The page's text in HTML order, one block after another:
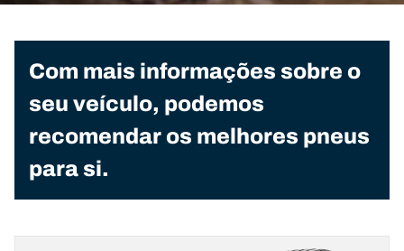
Com mais informações sobre o
seu veículo, podemos
recomendar os melhores pneus
para si.